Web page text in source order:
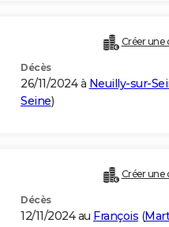
Créer une
Décès
26/11/2024 à Neuilly-sur-
Seine)
Créer une
Décès
12/11/2024 au François (